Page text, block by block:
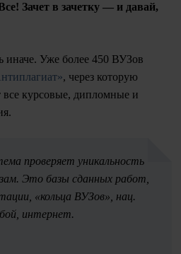
Зачет в зачетку — и давай,
иначе. Уже более 450 ВУЗов
, через которую
все курсовые, дипломные и
проверяет уникальность
Это базы сданных работ,
«кольца ВУЗов», нац.
интернет.